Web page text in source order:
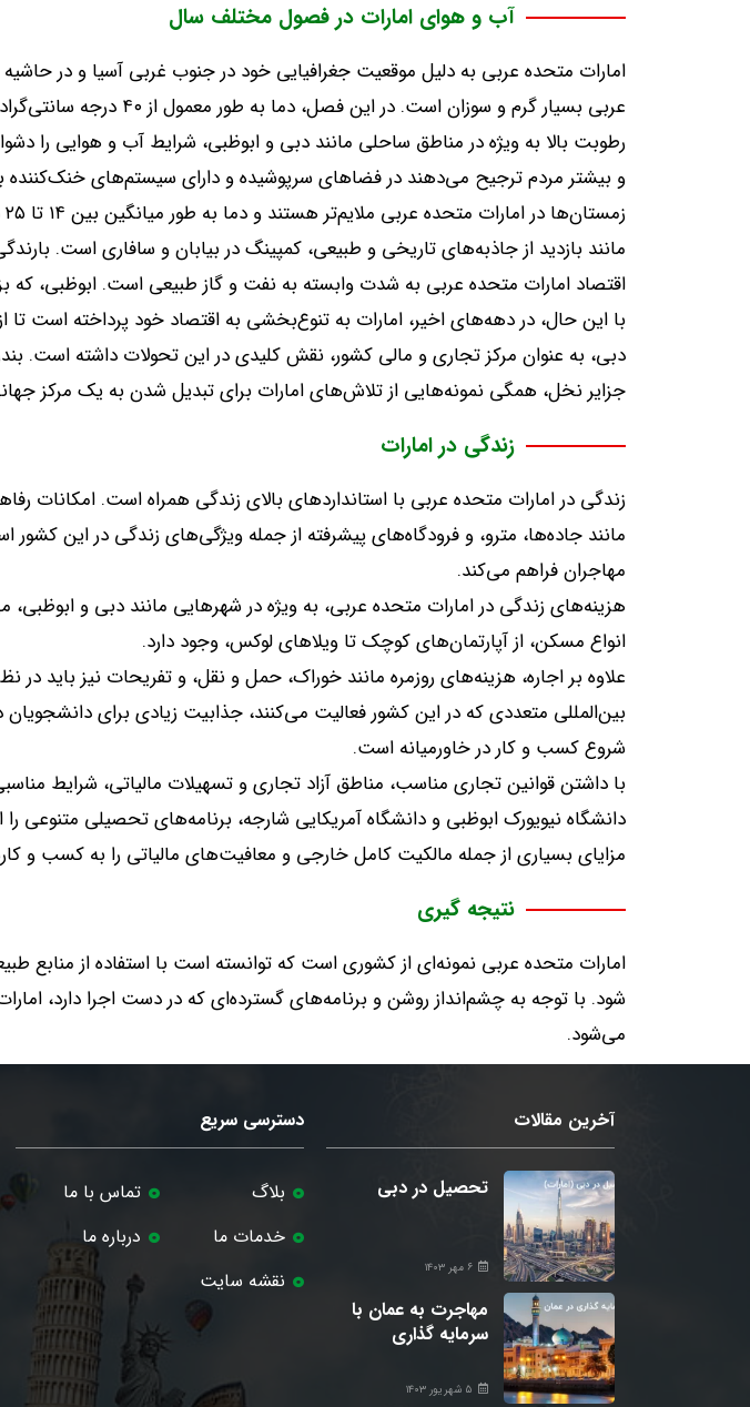
آب و هوای امارات در فصول مختلف سال
امارات متحده عربی به دلیل موقعیت جغرافیایی خود در جنوب غربی آسیا و در
عربی بسیار گرم و سوزان است. در این فصل، دما به طور معمول از ۴۰ درجه سانتی‌گراد فراتر می‌رود و در برخی مناطق حتی به ۵۰ درجه سانتی‌گراد نیز می‌رسد
رطوبت بالا به ویژه در مناطق ساحلی مانند دبی و ابوظبی، شرایط آب و هوایی را
و بیشتر مردم ترجیح می‌دهند در فضاهای سرپوشیده و دارای سیستم‌های خنک‌کننده
زمستان‌ها در امارات متحده عربی ملایم‌تر هستند و دما به طور میانگین بین ۱۴ تا ۲۵ درجه سانتی‌گراد است
مانند بازدید از جاذبه‌های تاریخی و طبیعی، کمپینگ در بیابان و سافاری است.
اقتصاد امارات متحده عربی به شدت وابسته به نفت و گاز طبیعی است. ابوظبی، که
با این حال، در دهه‌های اخیر، امارات به تنوع‌بخشی به اقتصاد خود پرداخته است
دبی، به عنوان مرکز تجاری و مالی کشور، نقش کلیدی در این تحولات داشته است.
جزایر نخل، همگی نمونه‌هایی از تلاش‌های امارات برای تبدیل شدن به یک مرکز
زندگی در امارات
زندگی در امارات متحده عربی با استانداردهای بالای زندگی همراه است. امکانات
مانند جاده‌ها، مترو، و فرودگاه‌های پیشرفته از جمله ویژگی‌های زندگی در این کشور
مهاجران فراهم می‌کند.
هزینه‌های زندگی در امارات متحده عربی، به ویژه در شهرهایی مانند دبی و ابوظبی،
انواع مسکن، از آپارتمان‌های کوچک تا ویلاهای لوکس، وجود دارد.
علاوه بر اجاره، هزینه‌های روزمره مانند خوراک، حمل و نقل، و تفریحات نیز باید
بین‌المللی متعددی که در این کشور فعالیت می‌کنند، جذابیت زیادی برای
شروع کسب و کار در خاورمیانه است.
با داشتن قوانین تجاری مناسب، مناطق آزاد تجاری و تسهیلات مالیاتی، شرایط
دانشگاه نیویورک ابوظبی و دانشگاه آمریکایی شارجه، برنامه‌های تحصیلی متنوعی را
مزایای بسیاری از جمله مالکیت کامل خارجی و معافیت‌های مالیاتی را به کسب و
نتیجه گیری
امارات متحده عربی نمونه‌ای از کشوری است که توانسته است با استفاده از منابع
شود. با توجه به چشم‌انداز روشن و برنامه‌های گسترده‌ای که در دست اجرا دارد،
می‌شود.
آخرین مقالات
تحصیل در دبی
۶ مهر ۱۴۰۳
مهاجرت به عمان با
سرمایه گذاری
۵ شهریور ۱۴۰۳
دسترسی سریع
بلاگ
تماس با ما
خدمات ما
درباره ما
نقشه سایت